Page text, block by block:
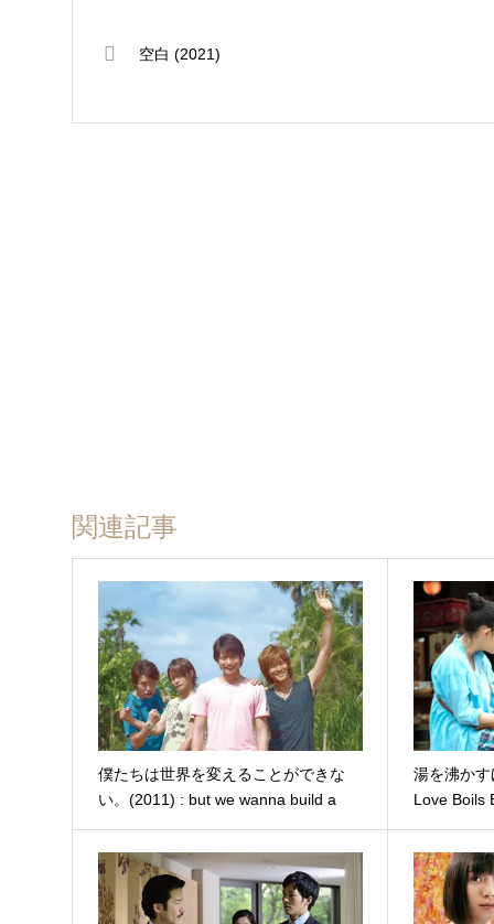
空白 (2021)
関連記事
僕たちは世界を変えることができな
い。(2011) : but we wanna build a
湯を沸か
Love Boils